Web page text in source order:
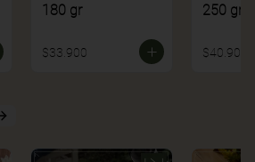
180 gr
$33.900
250 gr
$40.900